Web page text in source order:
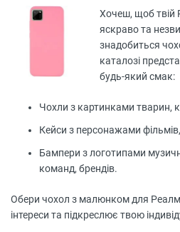
Хочеш, щоб твій
яскраво та
знадобиться
каталозі
будь-який смак:
Чохли з картинками тварин,
Кейси з персонажами фільмів,
Бампери з логотипами
команд, брендів.
Обери чохол з малюнком для
інтереси та підкреслює твою